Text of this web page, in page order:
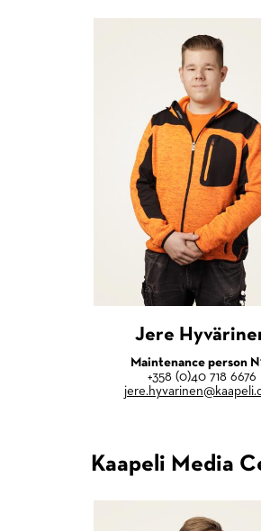
Jere
Maintenance person
+358 (0)40 718 6676
Kaapeli Media